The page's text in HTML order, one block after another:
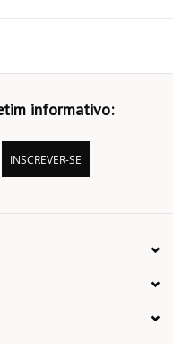
informativo:
INSCREVER-SE